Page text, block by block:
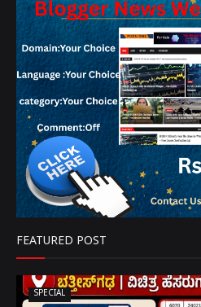
FEATURED POST
SPECIAL